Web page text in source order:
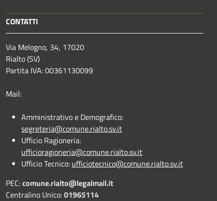
CONTATTI
Via Melogno, 34, 17020
Rialto (SV)
Partita IVA: 00361130099
Mail:
Amministrativo e Demografico:
segreteria@comune.rialto.sv.it
Ufficio Ragioneria:
ufficioragioneria@comune.rialto.sv.it
Ufficio Tecnico: ufficiotecnico@comune.rialto.sv.it
PEC:comune.rialto@legalmail.it
Centralino Unico:01965114